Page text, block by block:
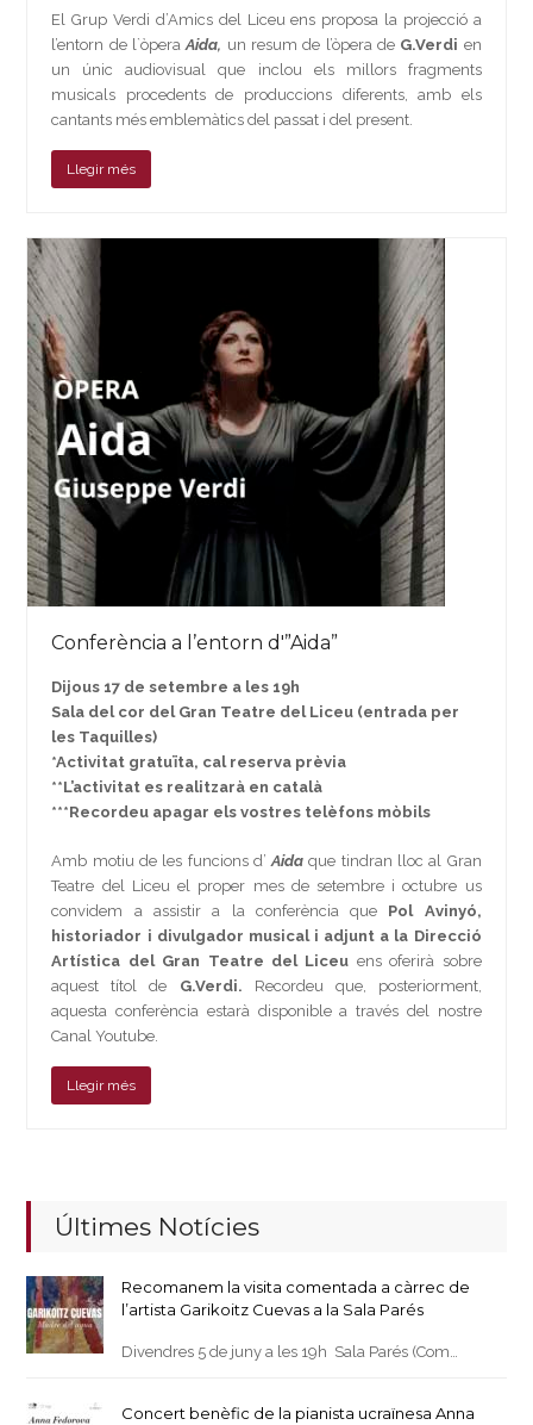
El Grup Verdi d’Amics del Liceu ens proposa la projecció a
l’entorn de l`òpera Aida, un resum de l’òpera de G.Verdi en
un únic audiovisual que inclou els millors fragments
musicals procedents de produccions diferents, amb els
cantants més emblemàtics del passat i del present.
Llegir més
Conferència a l’entorn d'”Aida”
Dijous 17 de setembre a les 19h
Sala del cor del Gran Teatre del Liceu (entrada per
les Taquilles)
*Activitat gratuïta, cal reserva prèvia
**L’activitat es realitzarà en català
***Recordeu apagar els vostres telèfons mòbils
Amb motiu de les funcions d’Aidaque tindran lloc al Gran
Teatre del Liceu el proper mes de setembre i octubre us
convidem a assistir a la conferència que Pol Avinyó,
historiador i divulgador musical i adjunt a la Direcció
Artística del Gran Teatre del Liceu ens oferirà sobre
aquest títol de G.Verdi. Recordeu que, posteriorment,
aquesta conferència estarà disponible a través del nostre
Canal Youtube.
Llegir més
Últimes Notícies
Recomanem la visita comentada a càrrec de
l’artista Garikoitz Cuevas a la Sala Parés
Divendres 5 de juny a les 19h Sala Parés (Com…
Concert benèfic de la pianista ucraïnesa Anna